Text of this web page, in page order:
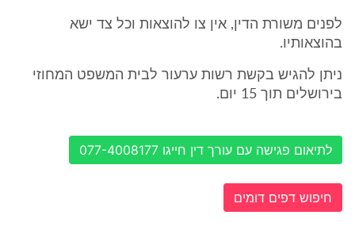
לפנים משורת הדין, אין צו להוצאות וכל צד ישא
בהוצאותיו.
ניתן להגיש בקשת רשות ערעור לבית המשפט המחוזי
בירושלים תוך 15 יום.
לתיאום פגישה עם עורך דין חייגו 077-4008177
חיפוש דפים דומים